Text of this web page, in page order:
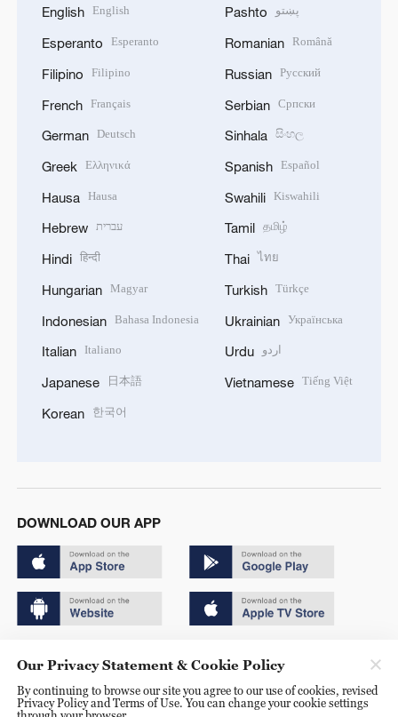
English English
Esperanto Esperanto
Filipino Filipino
French Français
German Deutsch
Greek Ελληνικά
Hausa Hausa
Hebrew עברית
Hindi हिन्दी
Hungarian Magyar
Indonesian Bahasa Indonesia
Italian Italiano
Japanese 日本語
Korean 한국어
Pashto پښتو
Romanian Română
Russian Русский
Serbian Српски
Sinhala සිංහල
Spanish Español
Swahili Kiswahili
Tamil தமிழ்
Thai ไทย
Turkish Türkçe
Ukrainian Українська
Urdu اردو
Vietnamese Tiếng Việt
DOWNLOAD OUR APP
京ICP备20000184号
京公网安备 11010502050052号
Our Privacy Statement & Cookie Policy
By continuing to browse our site you agree to our use of cookies, revised
Privacy Policy and Terms of Use. You can change your cookie settings